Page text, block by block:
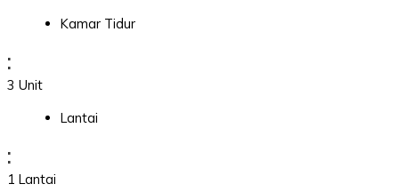
Kamar Tidur
:
3 Unit
Lantai
:
1 Lantai